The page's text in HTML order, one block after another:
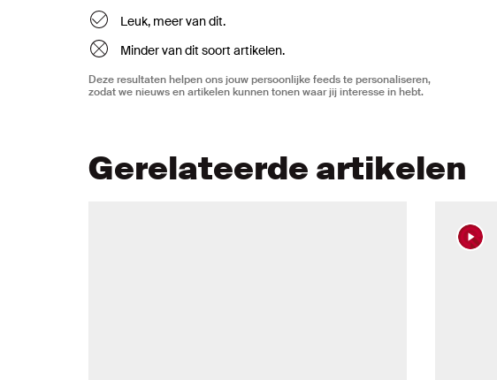
Leuk, meer van dit.
Minder van dit soort artikelen.
Deze resultaten helpen ons jouw persoonlijke feeds te personaliseren,
zodat we nieuws en artikelen kunnen tonen waar jij interesse in hebt.
Gerelateerde artikelen